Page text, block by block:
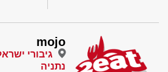
mojo
נתניה